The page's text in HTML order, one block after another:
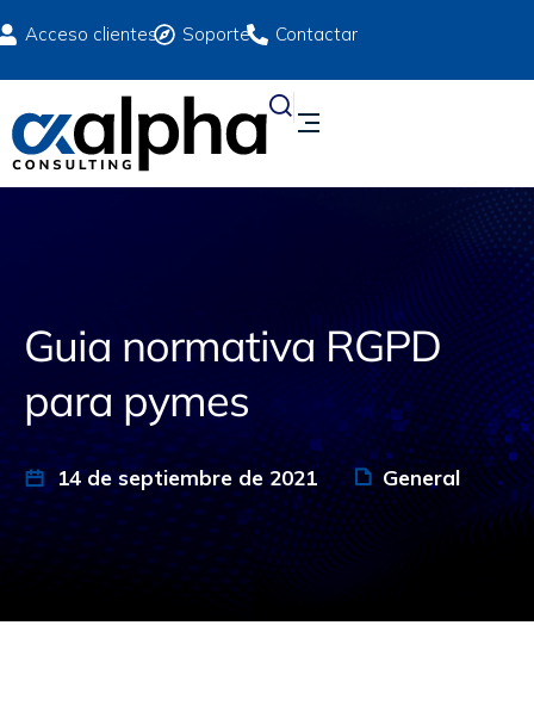
Acceso clientes Soporte Contactar
Guia normativa RGPD
para pymes
14 de septiembre de 2021 General